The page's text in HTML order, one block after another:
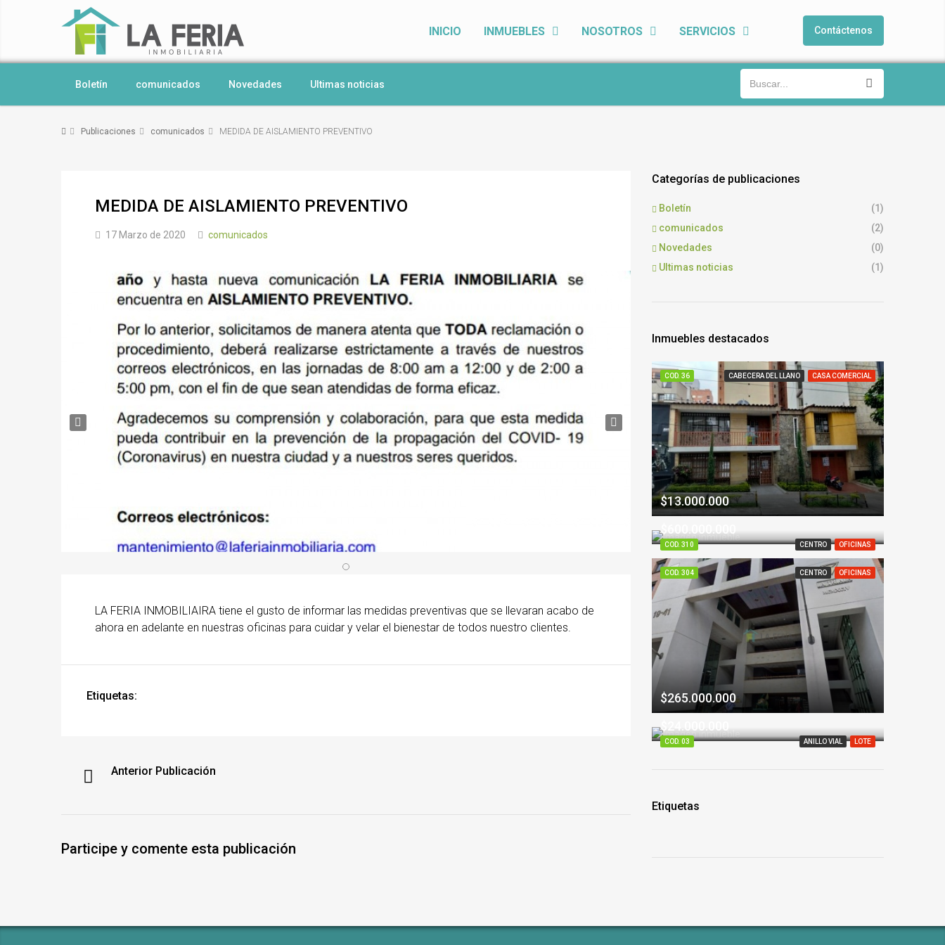
INICIO INMUEBLES NOSOTROS SERVICIOS Contáctenos
Boletín comunicados Novedades Ultimas noticias
Publicaciones comunicados MEDIDA DE AISLAMIENTO PREVENTIVO
MEDIDA DE AISLAMIENTO PREVENTIVO
17 Marzo de 2020 comunicados
LA FERIA INMOBILIAIRA tiene el gusto de informar las medidas preventivas que se llevaran acabo de
ahora en adelante en nuestras oficinas para cuidar y velar el bienestar de todos nuestro clientes.
Etiquetas:
Anterior Publicación
Participe y comente esta publicación
Categorías de publicaciones
Boletín
(1)
comunicados
(2)
Novedades
(0)
Ultimas noticias
(1)
Inmuebles destacados
COD. 36 CABECERA DEL LLANO CASA COMERCIAL
$13.000.000
COD. 310 CENTRO OFICINAS
$600.000.000
COD. 304 CENTRO OFICINAS
$265.000.000
COD. 03 ANILLO VIAL LOTE
$24.000.000
Etiquetas